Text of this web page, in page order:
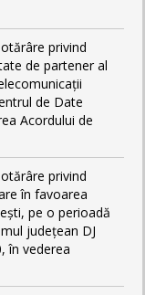
privind
de partener al
de Date
Acordului de
privind
în favoarea
pe o perioadă
județean DJ
în vederea